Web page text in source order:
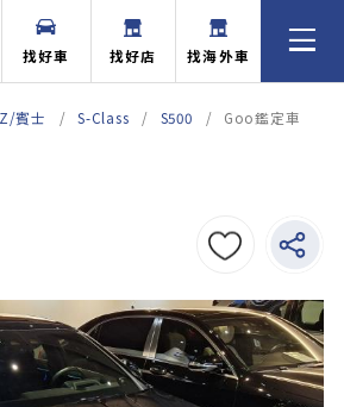
找好車 找好店 找海外車
賓士 S-Class S500 Goo鑑定車